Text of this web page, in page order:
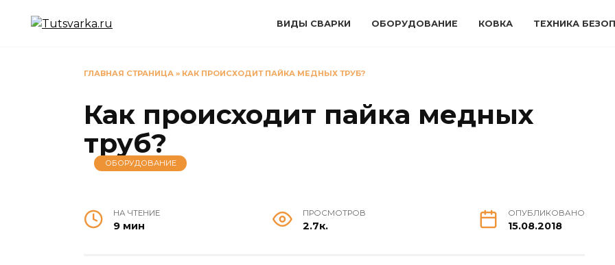
ВИДЫ СВАРКИ ОБОРУДОВАНИЕ КОВКА ТЕХНИКА
ГЛАВНАЯ СТРАНИЦА » КАК ПРОИСХОДИТ ПАЙКА МЕДНЫХ ТРУБ?
Как происходит пайка медных
труб?
ОБОРУДОВАНИЕ
НА ЧТЕНИЕ
9 мин
ПРОСМОТРОВ
2.7к.
ОПУБЛИКОВАНО
15.08.2018